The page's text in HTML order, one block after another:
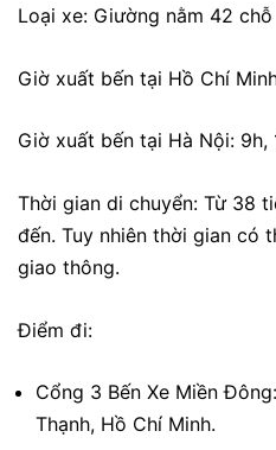
Loại xe: Giường nằm 42 chỗ
Giờ xuất bến tại Hồ Chí
Giờ xuất bến tại Hà Nội: 9h,
Thời gian di chuyển: Từ 38
đến. Tuy nhiên thời gian có
giao thông.
Điểm đi:
Cổng 3 Bến Xe Miền
Thạnh, Hồ Chí Minh.